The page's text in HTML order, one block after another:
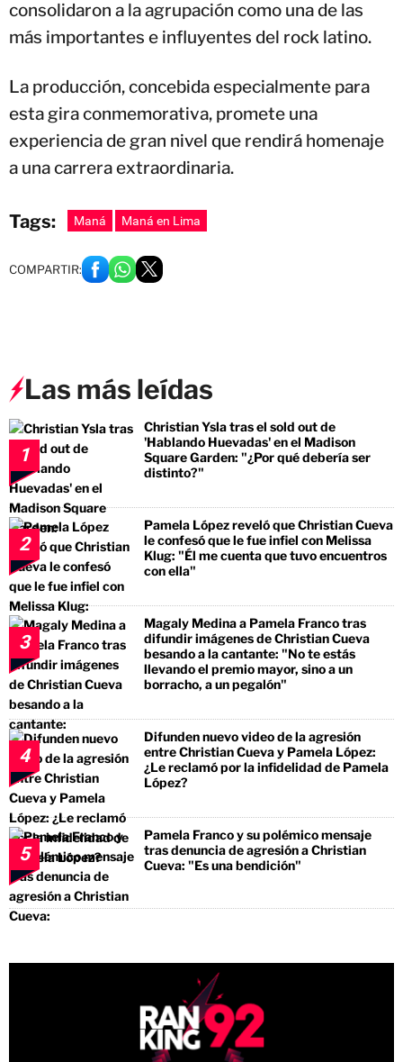
consolidaron a la agrupación como una de las
más importantes e influyentes del rock latino.
La producción, concebida especialmente para
esta gira conmemorativa, promete una
experiencia de gran nivel que rendirá homenaje
a una carrera extraordinaria.
Tags: Maná Maná en Lima
COMPARTIR:
Las más leídas
1
Christian Ysla tras el sold out de
'Hablando Huevadas' en el Madison
Square Garden: "¿Por qué debería ser
distinto?"
2
Pamela López reveló que Christian Cueva
le confesó que le fue infiel con Melissa
Klug: "Él me cuenta que tuvo encuentros
con ella"
3
Magaly Medina a Pamela Franco tras
difundir imágenes de Christian Cueva
besando a la cantante: "No te estás
llevando el premio mayor, sino a un
borracho, a un pegalón"
4
Difunden nuevo video de la agresión
entre Christian Cueva y Pamela López:
¿Le reclamó por la infidelidad de Pamela
López?
5
Pamela Franco y su polémico mensaje
tras denuncia de agresión a Christian
Cueva: "Es una bendición"